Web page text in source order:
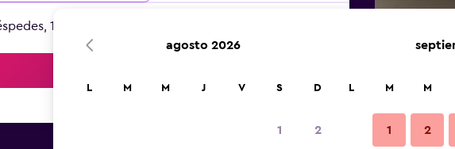
1 habitación
agosto 2026
L M M J V S D
1 2
L M M
1 2